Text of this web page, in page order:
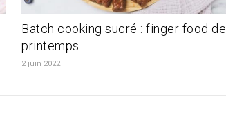
Batch cooking sucré : finger food de
printemps
2 juin 2022